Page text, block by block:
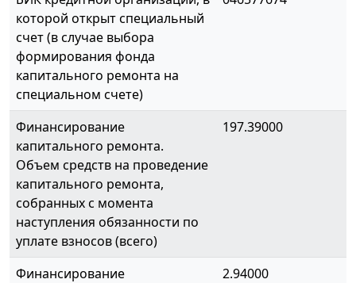
которой открыт специальный
счет (в случае выбора
формирования фонда
капитального ремонта на
специальном счете)
Финансирование
капитального ремонта.
Объем средств на проведение
капитального ремонта,
собранных с момента
наступления обязанности по
уплате взносов (всего)
197.39000
Финансирование
2.94000